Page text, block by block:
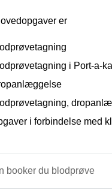
er
i Port-a-
i forbindelse med
booker du blodprøve